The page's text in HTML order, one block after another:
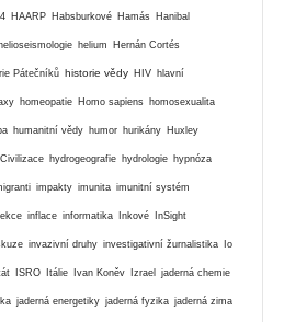
HAARP Habsburkové Hamás Hanibal
helioseismologie helium Hernán Cortés
Pátečníků historie vědy HIV hlavní
homeopatie Homo sapiens homosexualita
humanitní vědy humor hurikány Huxley
hydrogeografie hydrologie hypnóza
impakty imunita imunitní systém
inflace informatika Inkové InSight
invazivní druhy investigativní žurnalistika Io
ISRO Itálie Ivan Koněv Izrael jaderná chemie
jaderná energetiky jaderná fyzika jaderná zima